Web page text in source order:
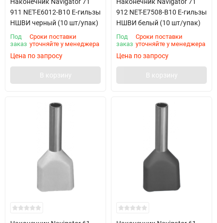
911 NET-E6012-B10 Е-гильзы
НШВИ черный (10 шт/упак)
Под
заказ
Сроки поставки
уточняйте у менеджера
Цена по запросу
В корзину
912 NET-E7508-B10 Е-гильзы
НШВИ белый (10 шт/упак)
Под
заказ
Сроки поставки
уточняйте у менеджера
Цена по запросу
В корзину